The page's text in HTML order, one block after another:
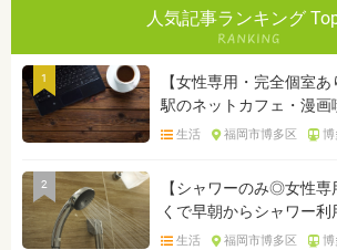
人気記事ランキング
1
【女性専用・完全個室
駅のネットカフェ・漫画
生活 福岡市博多区 博
2
【シャワーのみ◎女性
くで早朝からシャワー
生活 福岡市博多区 博